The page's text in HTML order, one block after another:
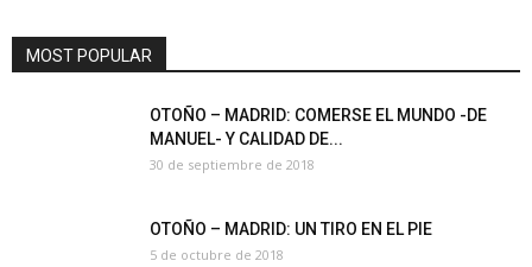
MOST POPULAR
OTOÑO – MADRID: COMERSE EL MUNDO -DE
MANUEL- Y CALIDAD DE...
30 de septiembre de 2018
OTOÑO – MADRID: UN TIRO EN EL PIE
5 de octubre de 2018